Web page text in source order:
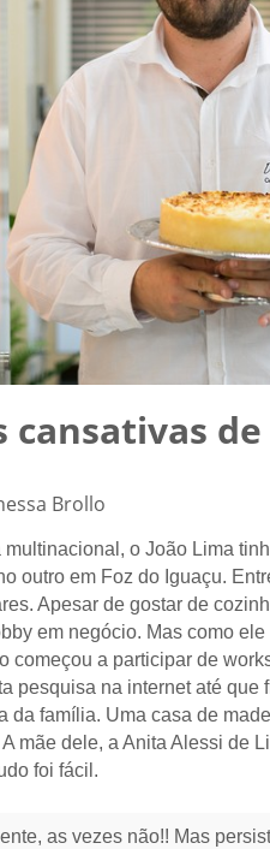
cansativas
Brollo
o João Lima
outro em Foz do Iguaçu.
Apesar de gostar de
em negócio. Mas como
começou a participar de
pesquisa na internet até
da família. Uma casa de
mãe dele, a Anita Alessi de
foi fácil.
as vezes não!! Mas